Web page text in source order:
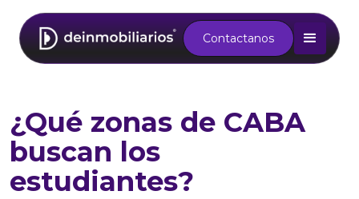
¿Qué zonas de CABA
buscan los
estudiantes?
Contactanos